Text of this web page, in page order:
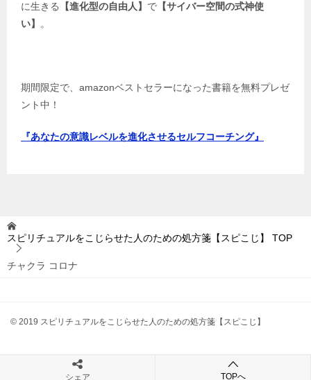
に生きる
【進化型の自由人】 で 【サイバー空間の式神使
い】 。
期間限定で、amazonベストセラーになった書籍を無料プレゼ
ント中！
『あなたの意識レベルを進化させるセルフコーチング』
スピリチュアルをこじらせた人のための処方箋【スピこじ】 TOP
チャクラ コロナ
© 2019 スピリチュアルをこじらせた人のための処方箋【スピこじ】
シェア TOPへ